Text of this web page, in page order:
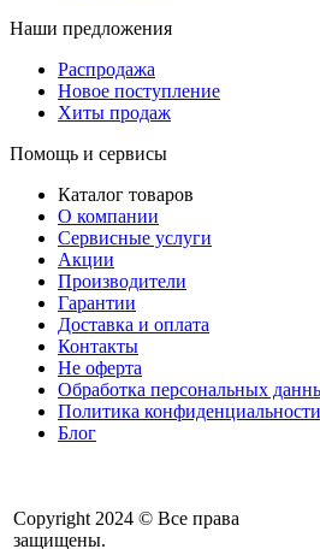
Наши предложения
Распродажа
Новое поступление
Хиты продаж
Помощь и сервисы
Каталог товаров
О компании
Сервисные услуги
Акции
Производители
Гарантии
Доставка и оплата
Контакты
Не оферта
Обработка персональных
Политика конфиденциальности
Блог
Copyright 2024 © Все права
защищены.